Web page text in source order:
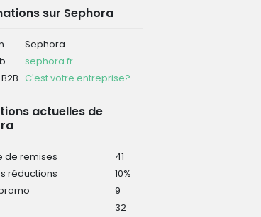
sur Sephora
Sephora
sephora.fr
C'est votre entreprise?
actuelles de
de remises
41
réductions
10%
9
32